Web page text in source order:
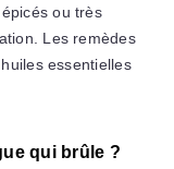
ou très
Les remèdes
essentielles
qui brûle ?